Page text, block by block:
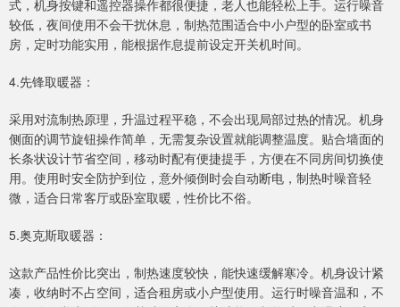
式，机身按键和遥控器操作都很便捷，老人也能轻松上手。运行噪音
较低，夜间使用不会干扰休息，制热范围适合中小户型的卧室或书
房，定时功能实用，能根据作息提前设定开关机时间。
4.先锋取暖器：
采用对流制热原理，升温过程平稳，不会出现局部过热的情况。机身
侧面的调节旋钮操作简单，无需复杂设置就能调整温度。贴合墙面的
长条状设计节省空间，移动时配有便捷提手，方便在不同房间切换使
用。使用时安全防护到位，意外倾倒时会自动断电，制热时噪音轻
微，适合日常客厅或卧室取暖，性价比不俗。
5.奥克斯取暖器：
这款产品性价比突出，制热速度较快，能快速缓解寒冷。机身设计紧
凑，收纳时不占空间，适合租房或小户型使用。运行时噪音温和，不